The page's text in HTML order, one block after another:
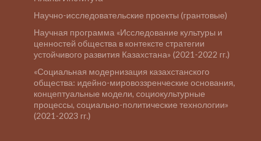
Научно-исследовательские проекты (грантовые)
Научная программа «Исследование культуры и
ценностей общества в контексте стратегии
устойчивого развития Казахстана» (2021-2022 гг.)
«Социальная модернизация казахстанского
общества: идейно-мировоззренческие основания,
концептуальные модели, социокультурные
процессы, социально-политические технологии»
(2021-2023 гг.)